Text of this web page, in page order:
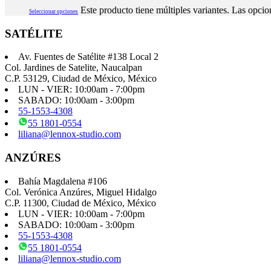
Seleccionar opciones Este producto tiene múltiples variantes. Las
SATÉLITE
Av. Fuentes de Satélite #138 Local 2
Col. Jardines de Satelite, Naucalpan
C.P. 53129, Ciudad de México, México
LUN - VIER: 10:00am - 7:00pm
SABADO: 10:00am - 3:00pm
55-1553-4308
55 1801-0554
liliana@lennox-studio.com
ANZÚRES
Bahía Magdalena #106
Col. Verónica Anzúres, Miguel Hidalgo
C.P. 11300, Ciudad de México, México
LUN - VIER: 10:00am - 7:00pm
SABADO: 10:00am - 3:00pm
55-1553-4308
55 1801-0554
liliana@lennox-studio.com